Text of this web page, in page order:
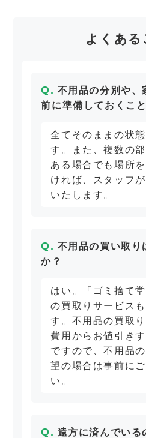
よくある
不用品の分別や、
前に準備しておくこ
全てそのままの状
す。また、複数の
ある場合でも場所
ければ、スタッフ
いたします。
不用品の買い取り
か？
はい。「ゴミ捨て
の買取りサービス
す。不用品の買取
費用からお値引き
ですので、不用品
望の場合は事前に
い。
遠方に済んでいる